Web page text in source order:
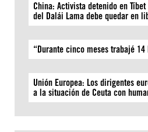
China: Activista detenido en
del Dalái Lama debe quedar en
“Durante cinco meses trabajé
Unión Europea: Los dirigentes
a la situación de Ceuta con